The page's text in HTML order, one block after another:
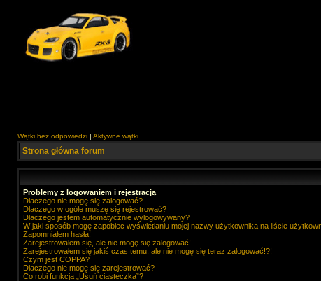
Wątki bez odpowiedzi | Aktywne wątki
Strona główna forum
Problemy z logowaniem i rejestracją
Dlaczego nie mogę się zalogować?
Dlaczego w ogóle muszę się rejestrować?
Dlaczego jestem automatycznie wylogowywany?
W jaki sposób mogę zapobiec wyświetlaniu mojej nazwy użytkownika na liście
Zapomniałem hasła!
Zarejestrowałem się, ale nie mogę się zalogować!
Zarejestrowałem się jakiś czas temu, ale nie mogę się teraz zalogować!?!
Czym jest COPPA?
Dlaczego nie mogę się zarejestrować?
Co robi funkcja „Usuń ciasteczka”?